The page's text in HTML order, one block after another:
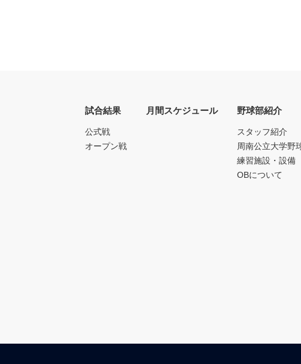
試合結果
公式戦
オープン戦
月間スケジュール 野球部紹介
スタッフ紹介
周南公立大学野
練習施設・設備
OBについて